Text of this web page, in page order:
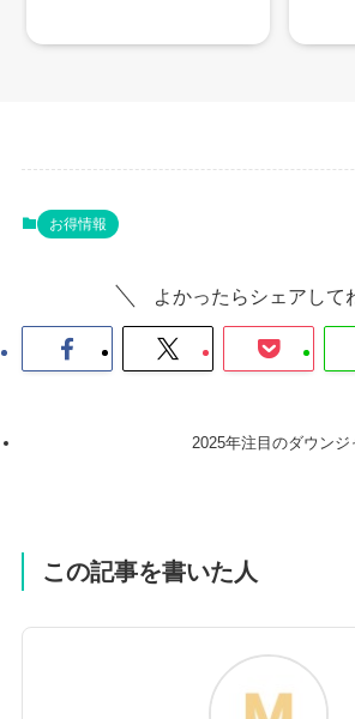
お得情報
よかったらシェアして
2025年注目のダウンジ
この記事を書いた人